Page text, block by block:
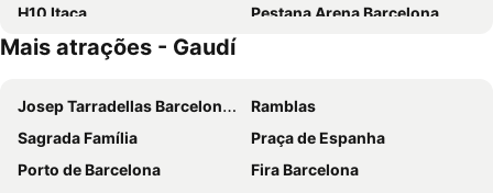
H10 Itaca
Pestana Arena Barcelona
Hotel Alimara
Aparthotel Atenea Barcelona
Eurostars Grand Marina
The Mo House Gotic
NH Sants Barcelona
Barcelo Raval
Ikonik Ramblas
Mais atrações - Gaudí
Josep Tarradellas Barcelona–El Prat Airport
Ramblas
Sagrada Família
Praça de Espanha
Porto de Barcelona
Fira Barcelona